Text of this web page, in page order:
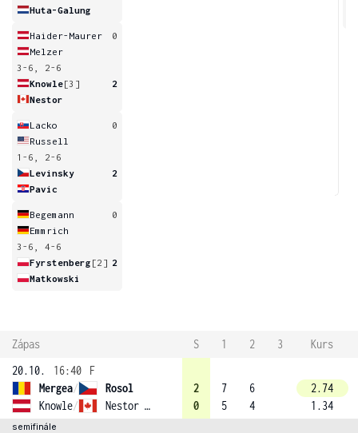
Huta-Galung
Haider-Maurer
0
Melzer
3-6, 2-6
Knowle[3]
2
Nestor
Lacko
0
Russell
1-6, 2-6
Levinsky
2
Pavic
Begemann
0
Emmrich
3-6, 4-6
Fyrstenberg [2] 2
Matkowski
Zápas S 1 2 3
Kurs
20.10.
16:40
F
Mergea/
Rosol
Knowle/ Nestor (3)
2
0
7
5
6
4
2.74
1.34
semifinále